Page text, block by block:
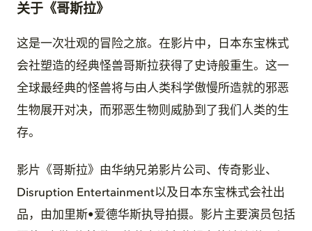
关于《哥斯拉》
这是一次壮观的冒险之旅。在影片中，日本东宝株式
会社塑造的经典怪兽哥斯拉获得了史诗般重生。这一
全球最经典的怪兽将与由人类科学傲慢所造就的邪恶
生物展开对决，而邪恶生物则威胁到了我们人类的生
存。
影片《哥斯拉》由华纳兄弟影片公司、传奇影业、
Disruption Entertainment以及日本东宝株式会社出
品，由加里斯•爱德华斯执导拍摄。影片主要演员包括